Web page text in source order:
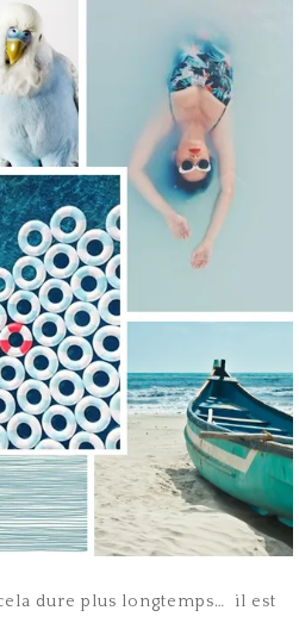
dure plus longtemps… il est